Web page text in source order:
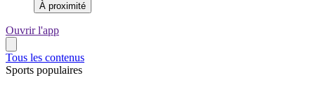
À proximité
Ouvrir l'app
Tous les contenus
Sports populaires